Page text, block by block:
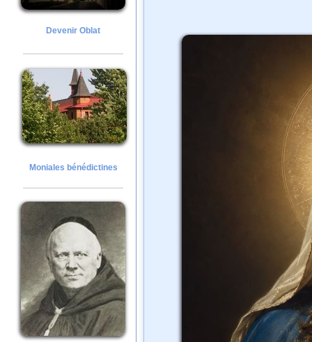
Devenir Oblat
Moniales bénédictines